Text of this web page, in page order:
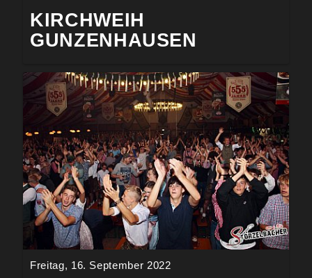
KIRCHWEIH
GUNZENHAUSEN
Freitag, 16. September 2022